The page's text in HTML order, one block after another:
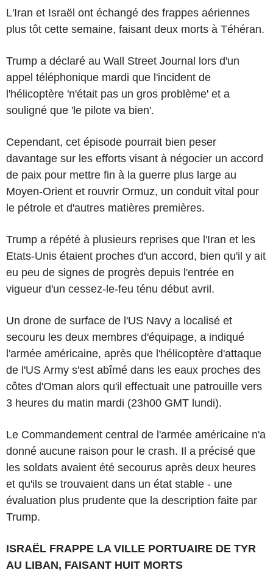
L'Iran et Israël ont échangé des frappes aériennes
plus tôt cette semaine, faisant deux morts à Téhéran.
Trump a déclaré au Wall Street Journal lors d'un
appel téléphonique mardi que l'incident de
l'hélicoptère 'n'était pas un gros problème' et a
souligné que 'le pilote va bien'.
Cependant, cet épisode pourrait bien peser
davantage sur les efforts visant à négocier un accord
de paix pour mettre fin à la guerre plus large au
Moyen-Orient et rouvrir Ormuz, un conduit vital pour
le pétrole et d'autres matières premières.
Trump a répété à plusieurs reprises que l'Iran et les
Etats-Unis étaient proches d'un accord, bien qu'il y ait
eu peu de signes de progrès depuis l'entrée en
vigueur d'un cessez-le-feu ténu début avril.
Un drone de surface de l'US Navy a localisé et
secouru les deux membres d'équipage, a indiqué
l'armée américaine, après que l'hélicoptère d'attaque
de l'US Army s'est abîmé dans les eaux proches des
côtes d'Oman alors qu'il effectuait une patrouille vers
3 heures du matin mardi (23h00 GMT lundi).
Le Commandement central de l'armée américaine n'a
donné aucune raison pour le crash. Il a précisé que
les soldats avaient été secourus après deux heures
et qu'ils se trouvaient dans un état stable - une
évaluation plus prudente que la description faite par
Trump.
ISRAËL FRAPPE LA VILLE PORTUAIRE DE TYR
AU LIBAN, FAISANT HUIT MORTS